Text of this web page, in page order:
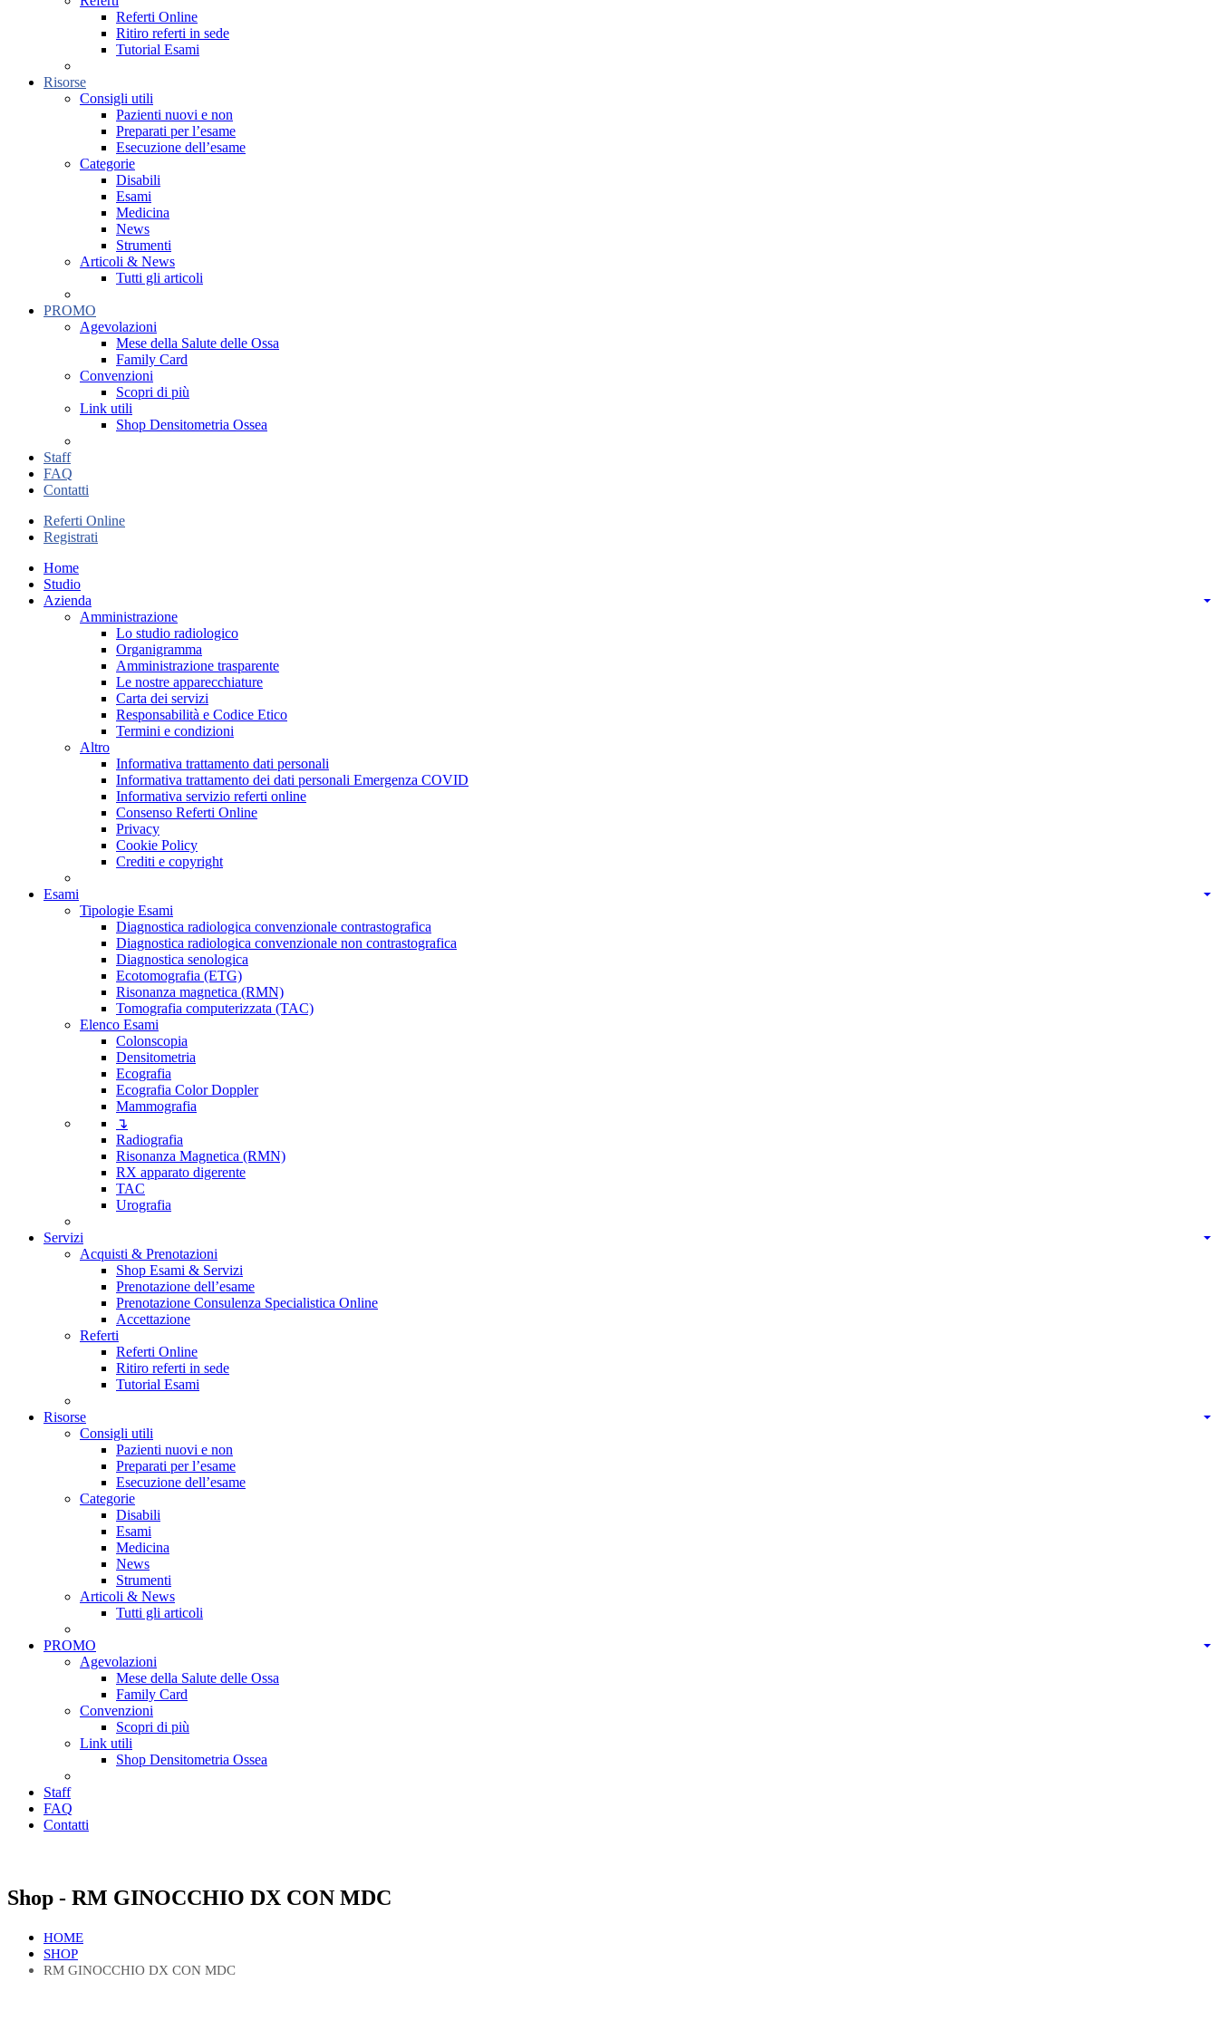
Referti Online
Ritiro referti in sede
Tutorial Esami
Risorse
Consigli utili
Pazienti nuovi e non
Preparati per l’esame
Esecuzione dell’esame
Categorie
Disabili
Esami
Medicina
News
Strumenti
Articoli & News
Tutti gli articoli
PROMO
Agevolazioni
Mese della Salute delle Ossa
Family Card
Convenzioni
Scopri di più
Link utili
Shop Densitometria Ossea
Staff
FAQ
Contatti
Referti Online
Registrati
Home
Studio
Azienda
Amministrazione
Lo studio radiologico
Organigramma
Amministrazione trasparente
Le nostre apparecchiature
Carta dei servizi
Responsabilità e Codice Etico
Termini e condizioni
Altro
Informativa trattamento dati personali
Informativa trattamento dei dati personali Emergenza COVID
Informativa servizio referti online
Consenso Referti Online
Privacy
Cookie Policy
Crediti e copyright
Esami
Tipologie Esami
Diagnostica radiologica convenzionale contrastografica
Diagnostica radiologica convenzionale non contrastografica
Diagnostica senologica
Ecotomografia (ETG)
Risonanza magnetica (RMN)
Tomografia computerizzata (TAC)
Elenco Esami
Colonscopia
Densitometria
Ecografia
Ecografia Color Doppler
Mammografia
↴
Radiografia
Risonanza Magnetica (RMN)
RX apparato digerente
TAC
Urografia
Servizi
Acquisti & Prenotazioni
Shop Esami & Servizi
Prenotazione dell’esame
Prenotazione Consulenza Specialistica Online
Accettazione
Referti
Referti Online
Ritiro referti in sede
Tutorial Esami
Risorse
Consigli utili
Pazienti nuovi e non
Preparati per l’esame
Esecuzione dell’esame
Categorie
Disabili
Esami
Medicina
News
Strumenti
Articoli & News
Tutti gli articoli
PROMO
Agevolazioni
Mese della Salute delle Ossa
Family Card
Convenzioni
Scopri di più
Link utili
Shop Densitometria Ossea
Staff
FAQ
Contatti
Shop - RM GINOCCHIO DX CON MDC
HOME
SHOP
RM GINOCCHIO DX CON MDC